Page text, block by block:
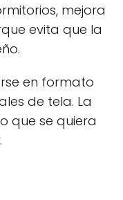
mejora
evita que la
en formato
de tela. La
que se quiera